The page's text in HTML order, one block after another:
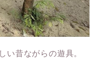
い昔ながらの遊具。